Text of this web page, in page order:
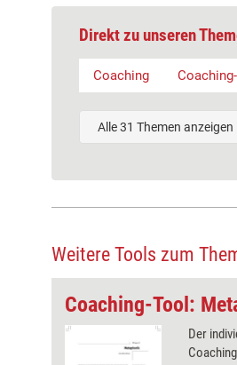
Direkt zu unseren
Coaching
Alle 31 Themen anzeigen
Weitere Tools zum
Coaching-Tool:
Der